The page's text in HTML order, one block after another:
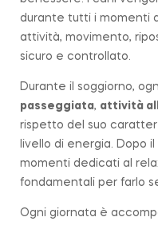
durante tutti i momenti
attività, movimento,
sicuro e controllato.
Durante il soggiorno,
passeggiata, attività
rispetto del suo
livello di energia. Dopo
momenti dedicati al
fondamentali per farlo
Ogni giornata è